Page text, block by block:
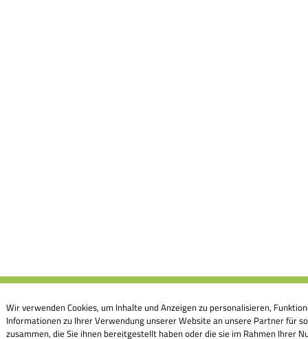
Wir verwenden Cookies, um Inhalte und Anzeigen zu personalisieren,
Informationen zu Ihrer Verwendung unserer Website an unsere Partner für
zusammen, die Sie ihnen bereitgestellt haben oder die sie im Rahmen Ihrer